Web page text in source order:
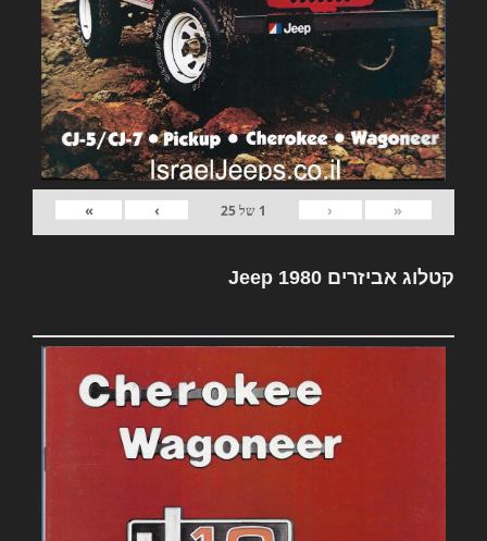
«
‹
1 של25
›
»
קטלוג אביזרים Jeep 1980